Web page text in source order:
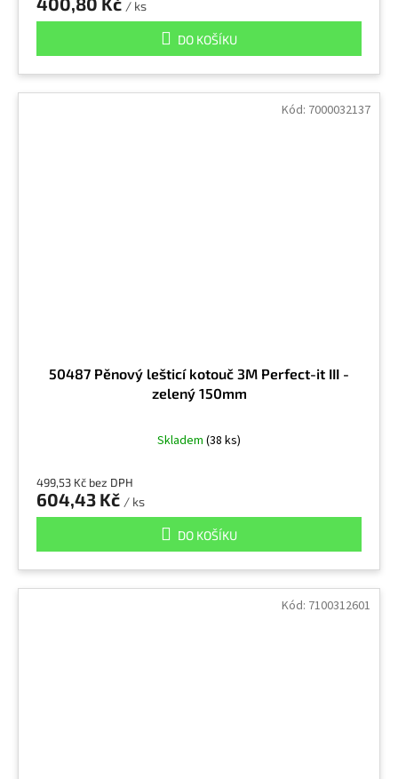
/ ks
DO KOŠÍKU
50487 Pěnový lešticí kotouč 3M Perfect-it III -
zelený 150mm
Skladem (38 ks)
499,53 Kč bez DPH
604,43 Kč / ks
DO KOŠÍKU
Kód: 7000032137
Kód: 7100312601